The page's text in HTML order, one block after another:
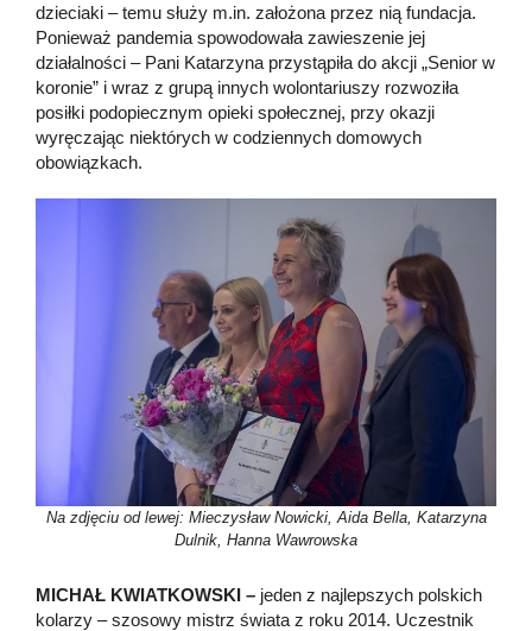
dzieciaki – temu służy m.in. założona przez nią fundacja.
Ponieważ pandemia spowodowała zawieszenie jej
działalności – Pani Katarzyna przystąpiła do akcji „Senior w
koronie” i wraz z grupą innych wolontariuszy rozwoziła
posiłki podopiecznym opieki społecznej, przy okazji
wyręczając niektórych w codziennych domowych
obowiązkach.
Na zdjęciu od lewej: Mieczysław Nowicki, Aida Bella, Katarzyna
Dulnik, Hanna Wawrowska
MICHAŁ KWIATKOWSKI – jeden z najlepszych polskich
kolarzy – szosowy mistrz świata z roku 2014. Uczestnik